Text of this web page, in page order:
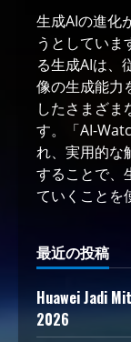
生成AIの進化
うとしてい
る生成AIは、
像の生成能力
したさまざま
す。「AI-
れ、実用的な
することで、
ていくことを
最近の投稿
Huawei Jadi
2026